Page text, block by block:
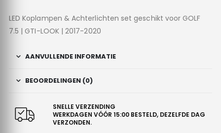
LED Koplampen & Achterlichten set geschikt voor GOLF
7.5 | GTI-LOOK | 2017-2020
AANVULLENDE INFORMATIE
BEOORDELINGEN (0)
SNELLE VERZENDING
WERKDAGEN VÓÓR 15:00 BESTELD, DEZELFDE DAG
VERZONDEN.